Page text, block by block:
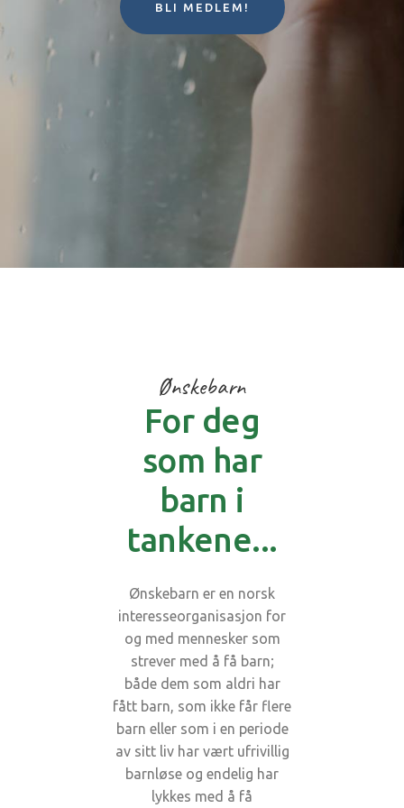
BLI MEDLEM!
Ønskebarn
For deg
som har
barn i
tankene...
Ønskebarn er en norsk
interesseorganisasjon for
og med mennesker som
strever med å få barn;
både dem som aldri har
fått barn, som ikke får flere
barn eller som i en periode
av sitt liv har vært ufrivillig
barnløse og endelig har
lykkes med å få